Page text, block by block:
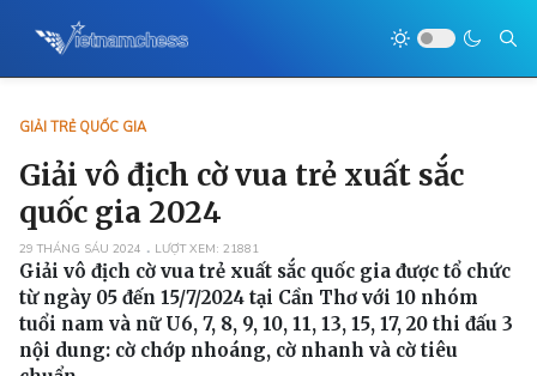
GIẢI TRẺ QUỐC GIA
Giải vô địch cờ vua trẻ xuất sắc
quốc gia 2024
29 THÁNG SÁU 2024 LƯỢT XEM: 21881
Giải vô địch cờ vua trẻ xuất sắc quốc gia được tổ chức
từ ngày 05 đến 15/7/2024 tại Cần Thơ với 10 nhóm
tuổi nam và nữ U6, 7, 8, 9, 10, 11, 13, 15, 17, 20 thi đấu 3
nội dung: cờ chớp nhoáng, cờ nhanh và cờ tiêu